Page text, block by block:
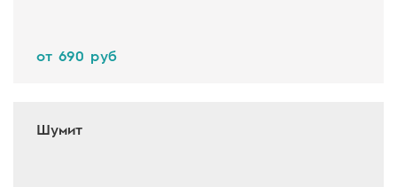
от 690 руб
Шумит